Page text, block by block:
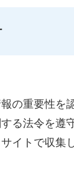
の重要性を
る法令を遵
イトで収集